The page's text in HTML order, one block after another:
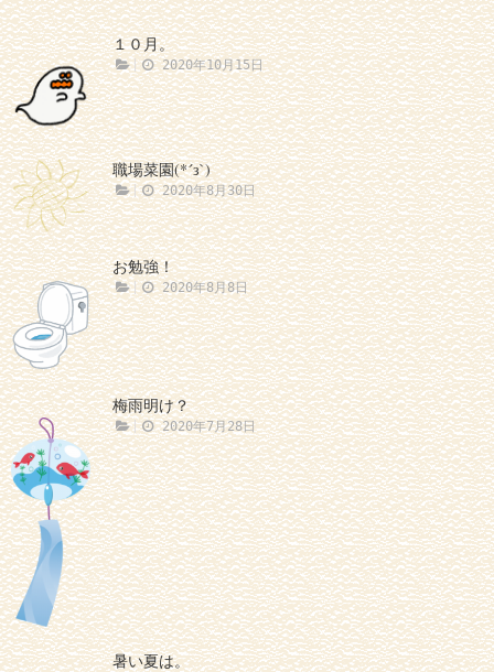
１０月。
2020年10月15日
職場菜園(*´з`)
2020年8月30日
お勉強！
2020年8月8日
梅雨明け？
2020年7月28日
暑い夏は。